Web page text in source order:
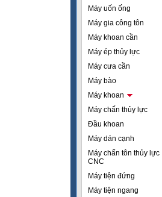
Máy uốn ống
Máy gia công tôn
Máy khoan cần
Máy ép thủy lực
Máy cưa cần
Máy bào
Máy khoan
Máy chấn thủy lực
Đầu khoan
Máy dán cạnh
Máy chấn tôn thủy lực
CNC
Máy tiện đứng
Máy tiện ngang